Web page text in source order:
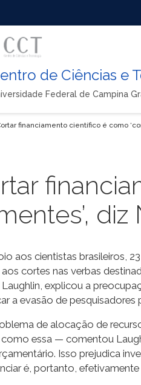
de Ciências e
Federal de Campina
financiamento científico é como
aos cientistas brasileiros,
cortes nas verbas
explicou a
a evasão de pesquisadores
de alocação de
essa — comentou
Isso prejudica
é, portanto, efetivamente